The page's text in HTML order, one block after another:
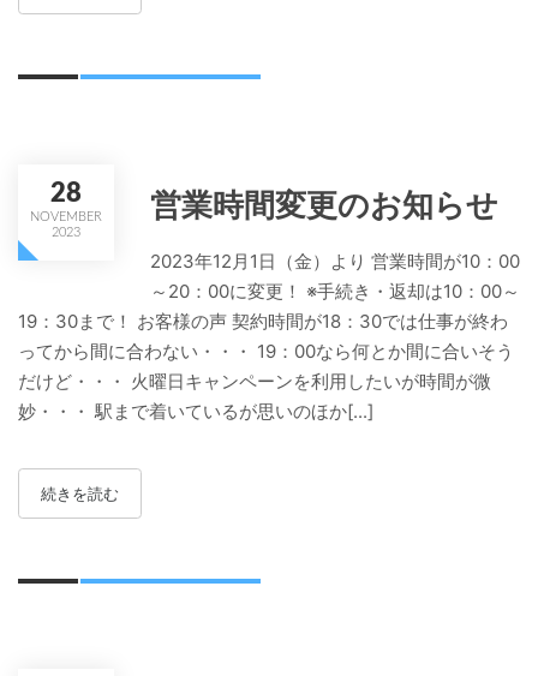
28
NOVEMBER
2023
営業時間変更のお知らせ
2023年12月1日（金）より 営業時間が10：00
～20：00に変更！ ※手続き・返却は10：00～
19：30まで！ お客様の声 契約時間が18：30では仕事が終わ
ってから間に合わない・・・ 19：00なら何とか間に合いそう
だけど・・・ 火曜日キャンペーンを利用したいが時間が微
妙・・・ 駅まで着いているが思いのほか[...]
続きを読む